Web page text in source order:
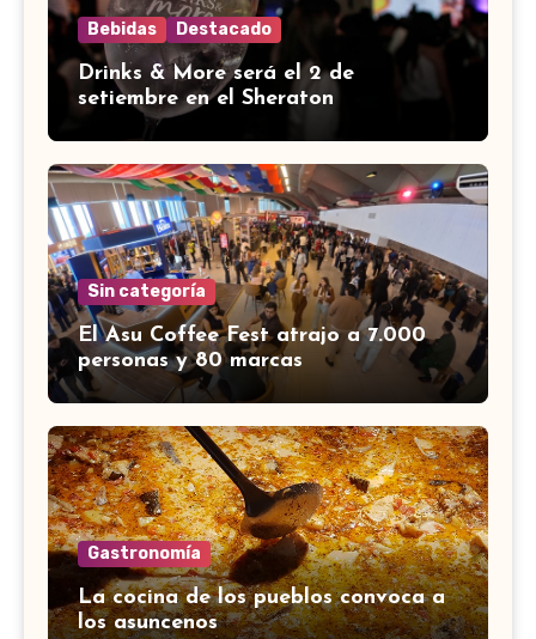
Bebidas Destacado
Drinks & More será el 2 de
setiembre en el Sheraton
Sin categoría
El Asu Coffee Fest atrajo a 7.000
personas y 80 marcas
Gastronomía
La cocina de los pueblos convoca a
los asuncenos